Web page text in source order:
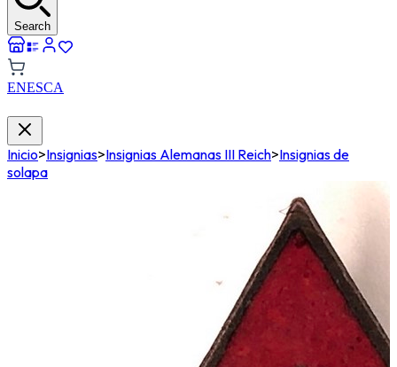
Search
ENESCA
Inicio>Insignias>Insignias Alemanas III Reich>Insignias de
solapa